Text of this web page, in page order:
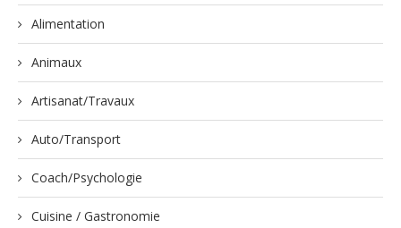
Alimentation
Animaux
Artisanat/Travaux
Auto/Transport
Coach/Psychologie
Cuisine / Gastronomie